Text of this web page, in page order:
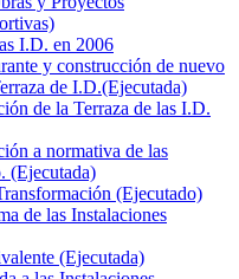
I.D. en 2006
y construcción de nuevo
de I.D.(Ejecutada)
de la Terraza de las I.D.
a normativa de las
(Ejecutada)
(Ejecutado)
de las Instalaciones
(Ejecutada)